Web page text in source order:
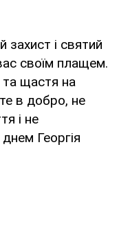
захист і святий
своїм плащем.
та щастя на
в добро, не
і не
Георгія